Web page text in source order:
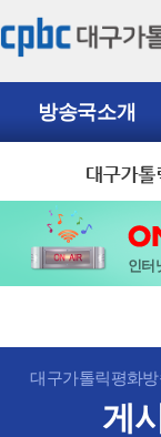
방송국소개
인터
대구가톨릭평화
게